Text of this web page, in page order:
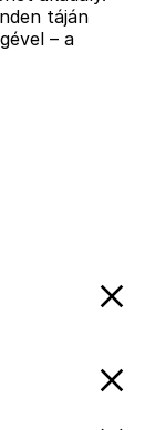
táján
– a